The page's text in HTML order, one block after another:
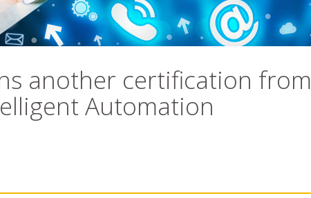
another certification from
Automation